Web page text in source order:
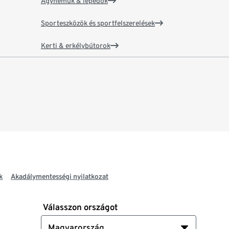
Sporteszközök és sportfelszerelések
Kerti & erkélybútorok
Akadálymentességi nyilatkozat
Válasszon országot